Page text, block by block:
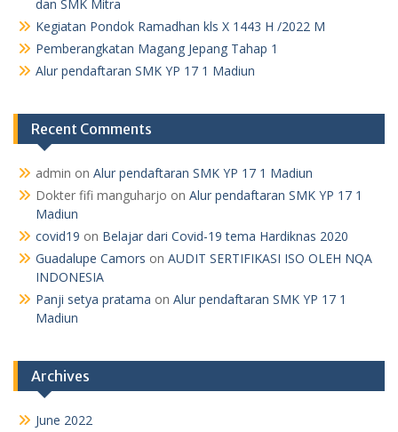
dan SMK Mitra
Kegiatan Pondok Ramadhan kls X 1443 H /2022 M
Pemberangkatan Magang Jepang Tahap 1
Alur pendaftaran SMK YP 17 1 Madiun
Recent Comments
admin on Alur pendaftaran SMK YP 17 1 Madiun
Dokter fifi manguharjo on Alur pendaftaran SMK YP 17 1
Madiun
covid19 on Belajar dari Covid-19 tema Hardiknas 2020
Guadalupe Camors on AUDIT SERTIFIKASI ISO OLEH NQA
INDONESIA
Panji setya pratama on Alur pendaftaran SMK YP 17 1
Madiun
Archives
June 2022